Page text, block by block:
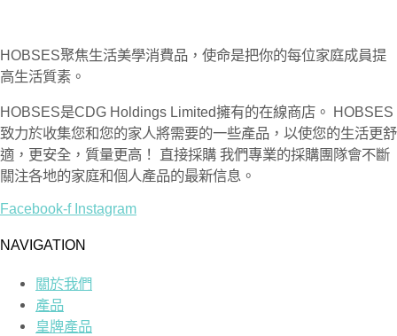
HOBSES聚焦生活美學消費品，使命是把你的每位家庭成員提
高生活質素。
HOBSES是CDG Holdings Limited擁有的在線商店。 HOBSES
致力於收集您和您的家人將需要的一些產品，以使您的生活更舒
適，更安全，質量更高！ 直接採購 我們專業的採購團隊會不斷
關注各地的家庭和個人產品的最新信息。
Facebook-f Instagram
NAVIGATION
關於我們
產品
皇牌產品